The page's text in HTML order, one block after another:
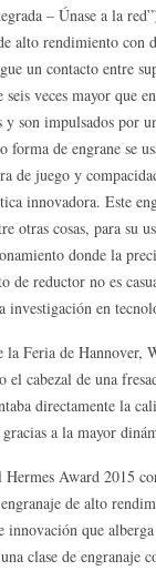
– Únase a la
alto rendimiento con
un contacto entre
seis veces mayor que
y son impulsados por
forma de engrane se
de juego y
innovadora. Este
otras cosas, para su
donde la
de reductor no es
investigación en
la Feria de Hannover,
el cabezal de una
directamente la
a la mayor
Hermes Award 2015
de alto
innovación que
clase de engranaje